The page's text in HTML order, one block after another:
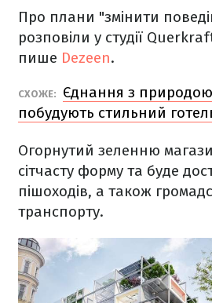
Про плани "змінити
розповіли у студії
пише Dezeen.
СХОЖЕ:
Єднання з природою:
побудують стильний
Огорнутий зеленню
сітчасту форму та буде
пішоходів, а також
транспорту.